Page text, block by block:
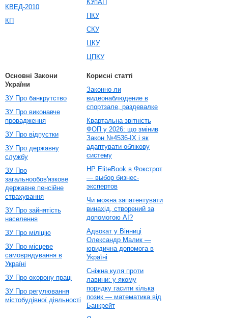
КВЕД-2010
КП
КУпАП
ПКУ
СКУ
ЦКУ
ЦПКУ
Основні Закони
України
ЗУ Про банкрутство
ЗУ Про виконавче
провадження
ЗУ Про відпустки
ЗУ Про державну
службу
ЗУ Про
загальнообов'язкове
державне пенсійне
страхування
ЗУ Про зайнятість
населення
ЗУ Про міліцію
ЗУ Про місцеве
самоврядування в
Україні
ЗУ Про охорону праці
ЗУ Про регулювання
містобудівної діяльності
Корисні статті
Законно ли
видеонаблюдение в
спортзале, раздевалке
Квартальна звітність
ФОП у 2026: що змінив
Закон №4536-IX і як
адаптувати облікову
систему
HP EliteBook в Фокстрот
— выбор бизнес-
экспертов
Чи можна запатентувати
винахід, створений за
допомогою AI?
Адвокат у Вінниці
Олександр Малик —
юридична допомога в
Україні
Сніжна куля проти
лавини: у якому
порядку гасити кілька
позик — математика від
Банкрейт